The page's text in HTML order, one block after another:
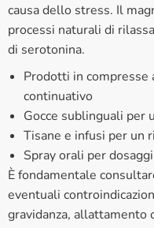
causa dello stress. Il
processi naturali di
di serotonina.
Prodotti in compresse
continuativo
Gocce sublinguali per
Tisane e infusi per un
Spray orali per
È fondamentale
eventuali
gravidanza, allattamento